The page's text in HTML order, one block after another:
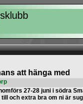
att hänga med
27-28 juni i södra
och extra bra om ni är